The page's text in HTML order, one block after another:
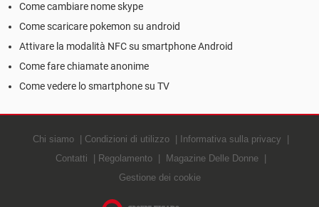
Come cambiare nome skype
Come scaricare pokemon su android
Attivare la modalità NFC su smartphone Android
Come fare chiamate anonime
Come vedere lo smartphone su TV
Chi siamo Condizioni di utilizzo
Informativa sulla privacy
Contatti
Regolamento
Magazine Delle Donne
Gestione dei cookie